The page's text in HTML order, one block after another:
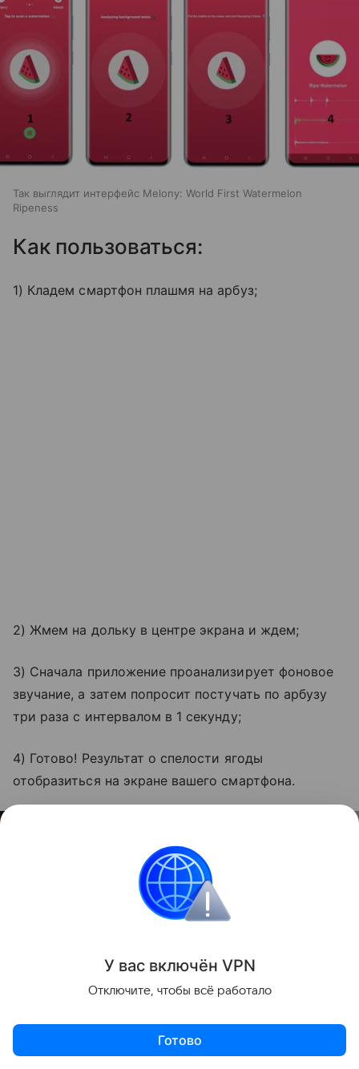
Так выглядит интерфейс Melony: World First Watermelon
Ripeness
Как пользоваться:
1) Кладем смартфон плашмя на арбуз;
2) Жмем на дольку в центре экрана и ждем;
3) Сначала приложение проанализирует фоновое
звучание, а затем попросит постучать по арбузу
три раза с интервалом в 1 секунду;
4) Готово! Результат о спелости ягоды
отобразиться на экране вашего смартфона.
У вас включён VPN
Отключите, чтобы всё работало
Готово